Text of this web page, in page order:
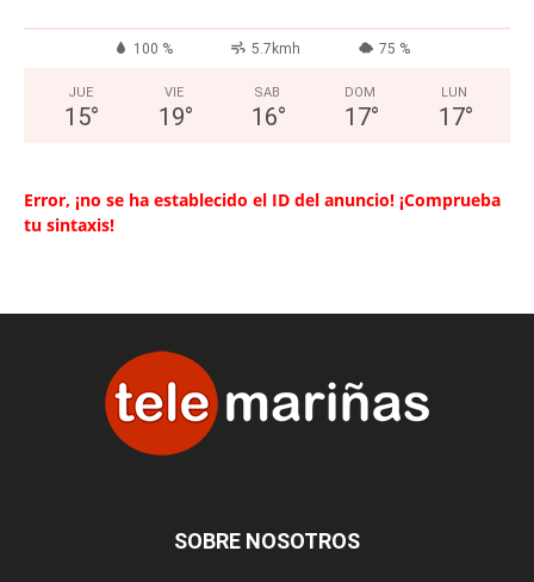
100 % 5.7kmh 75 %
JUE
15°
VIE
19°
SAB
16°
DOM
17°
LUN
17°
Error, ¡no se ha establecido el ID del anuncio! ¡Comprueba
tu sintaxis!
SOBRE NOSOTROS